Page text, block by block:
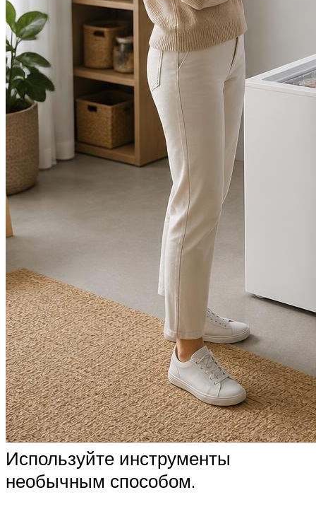
Используйте инструменты
необычным способом.